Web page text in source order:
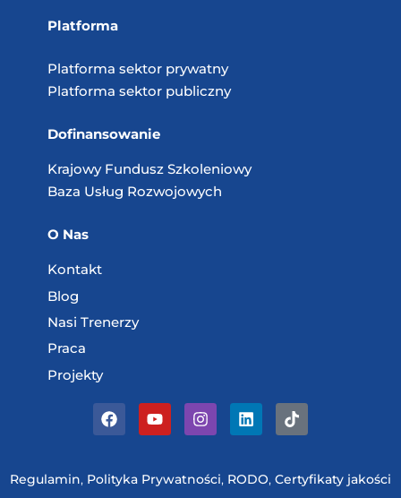
Platforma
Platforma sektor prywatny
Platforma sektor publiczny
Dofinansowanie
Krajowy Fundusz Szkoleniowy
Baza Usług Rozwojowych
O Nas
Kontakt
Blog
Nasi Trenerzy
Praca
Projekty
Regulamin, Polityka Prywatności, RODO, Certyfikaty jakości